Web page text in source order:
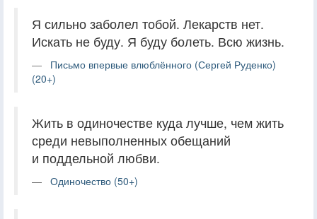
Я сильно заболел тобой. Лекарств нет.
Искать не буду. Я буду болеть. Всю жизнь.
Письмо впервые влюблённого (Сергей Руденко)
(20+)
Жить в одиночестве куда лучше, чем жить
среди невыполненных обещаний
и поддельной любви.
Одиночество (50+)